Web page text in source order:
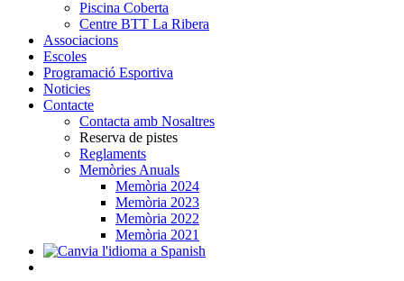
Piscina Coberta
Centre BTT La Ribera
Associacions
Escoles
Programació Esportiva
Noticies
Contacte
Contacta amb Nosaltres
Reserva de pistes
Reglaments
Memòries Anuals
Memòria 2024
Memòria 2023
Memòria 2022
Memòria 2021